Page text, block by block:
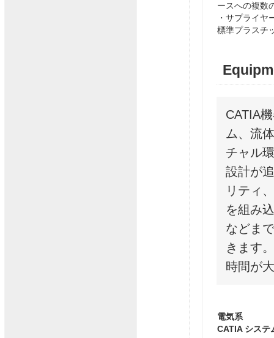
ースへの複数
・サプライヤ
標準プラスチ
CATIA
ム、流
チャル
設計が
リティ
を組み
などま
きます
時間が
電気系
CATIA システ